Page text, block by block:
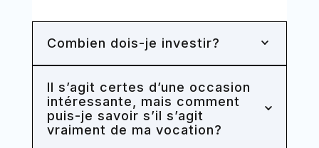
Combien dois-je investir?
Il s’agit certes d’une occasion
intéressante, mais comment
puis-je savoir s’il s’agit
vraiment de ma vocation?